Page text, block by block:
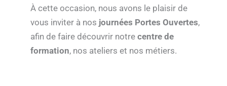
À cette occasion, nous avons le plaisir de
vous inviter à nos journées Portes Ouvertes,
afin de faire découvrir notre centre de
formation, nos ateliers et nos métiers.